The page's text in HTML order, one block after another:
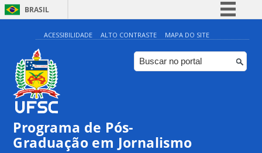
BRASIL
Simplifique!
Comunica BR
Participe
ACESSIBILIDADE ALTO CONTRASTE MAPA DO SITE
Programa de Pós-
Graduação em Jornalismo